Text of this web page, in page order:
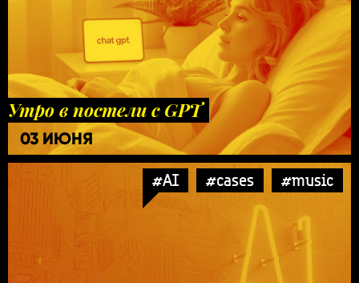
Утро в постели с GPT
03 ИЮНЯ
#AI #cases #music